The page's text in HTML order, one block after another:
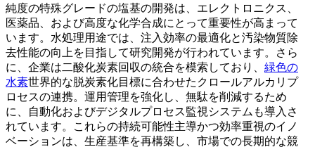
純度の特殊グレードの塩基の開発は、エレクトロニクス、
医薬品、および高度な化学合成にとって重要性が高まって
います。水処理用途では、注入効率の最適化と汚染物質除
去性能の向上を目指して研究開発が行われています。さら
に、企業は二酸化炭素回収の統合を模索しており、 緑色の
水素世界的な脱炭素化目標に合わせたクロールアルカリプ
ロセスの連携。運用管理を強化し、無駄を削減するため
に、自動化およびデジタルプロセス監視システムも導入さ
れています。これらの持続可能性主導かつ効率重視のイノ
ベーションは、生産基準を再構築し、市場での長期的な競